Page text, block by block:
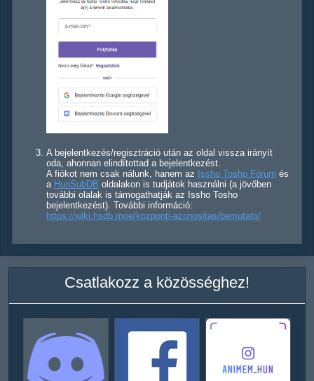
A bejelentkezés/regisztráció után az oldal vissza irányít
oda, ahonnan elindítottad a bejelentkezést.
A fiókot nem csak nálunk, hanem az Issho Tosho Fórum és
a HunSubDB oldalakon is tudjátok használni (a jövőben
további olalak is támogathatják az Issho Tosho
bejelentkezést). További információ:
https://wiki.hsdb.moe/kozponti-azonositas/bemutato/
Csatlakozz a közösséghez!